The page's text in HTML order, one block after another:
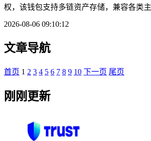
权，该钱包支持多链资产存储，兼容各类
2026-08-06 09:10:12
文章导航
首页 1 2 3 4 5 6 7 8 9 10 下一页 尾页
刚刚更新